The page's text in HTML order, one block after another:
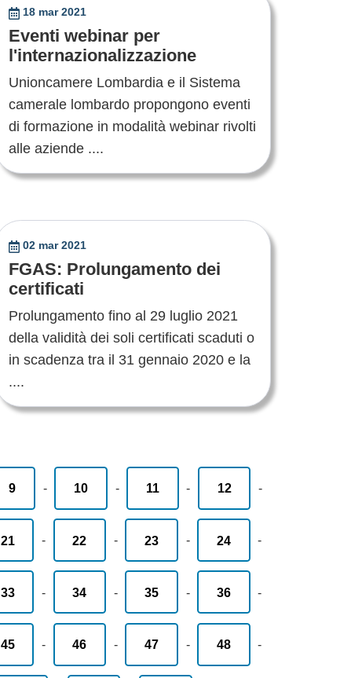
18 mar 2021
Eventi webinar per
l'internazionalizzazione
Unioncamere Lombardia e il Sistema
camerale lombardo propongono eventi
di formazione in modalità webinar rivolti
alle aziende ....
02 mar 2021
FGAS: Prolungamento dei
certificati
Prolungamento fino al 29 luglio 2021
della validità dei soli certificati scaduti o
in scadenza tra il 31 gennaio 2020 e la
....
9 - 10 - 11 - 12 -
21 - 22 - 23 - 24 -
33 - 34 - 35 - 36 -
45 - 46 - 47 - 48 -